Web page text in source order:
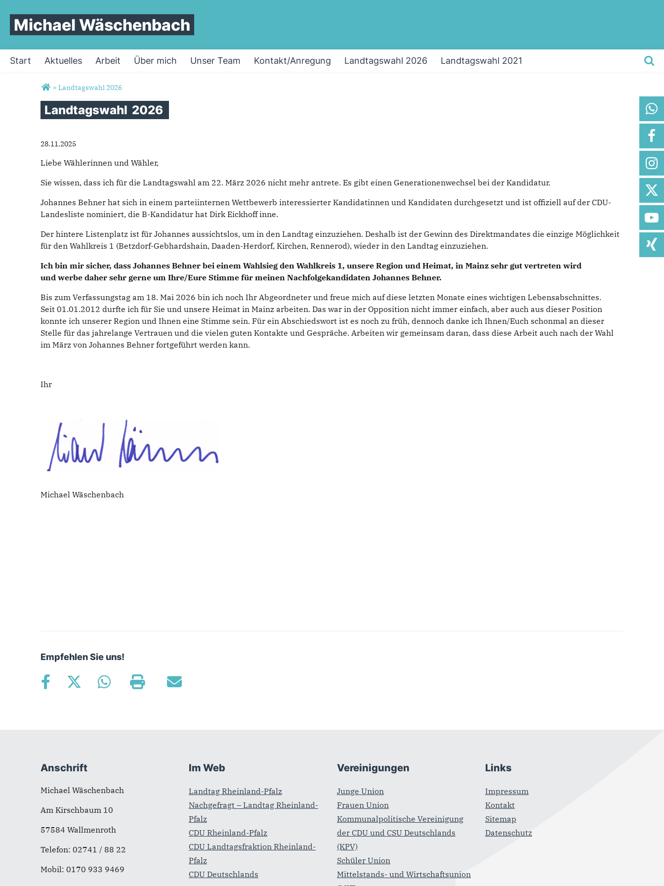
Michael Wäschenbach
Start Aktuelles Arbeit Über mich Unser Team Kontakt/Anregung Landtagswahl 2026 Landtagswahl 2021
Sie sind hier
» Landtagswahl 2026
Landtagswahl 2026
28.11.2025
Liebe Wählerinnen und Wähler,
Sie wissen, dass ich für die Landtagswahl am 22. März 2026 nicht mehr antrete. Es gibt einen Generationenwechsel bei der Kandidatur.
Johannes Behner hat sich in einem parteiinternen Wettbewerb interessierter Kandidatinnen und Kandidaten durchgesetzt und ist offiziell auf der CDU-
Landesliste nominiert, die B-Kandidatur hat Dirk Eickhoff inne.
Der hintere Listenplatz ist für Johannes aussichtslos, um in den Landtag einzuziehen. Deshalb ist der Gewinn des Direktmandates die einzige Möglichkeit
für den Wahlkreis 1 (Betzdorf-Gebhardshain, Daaden-Herdorf, Kirchen, Rennerod), wieder in den Landtag einzuziehen.
Ich bin mir sicher, dass Johannes Behner bei einem Wahlsieg den Wahlkreis 1, unsere Region und Heimat, in Mainz sehr gut vertreten wird
und werbe daher sehr gerne um Ihre/Eure Stimme für meinen Nachfolgekandidaten Johannes Behner.
Bis zum Verfassungstag am 18. Mai 2026 bin ich noch Ihr Abgeordneter und freue mich auf diese letzten Monate eines wichtigen Lebensabschnittes.
Seit 01.01.2012 durfte ich für Sie und unsere Heimat in Mainz arbeiten. Das war in der Opposition nicht immer einfach, aber auch aus dieser Position
konnte ich unserer Region und Ihnen eine Stimme sein. Für ein Abschiedswort ist es noch zu früh, dennoch danke ich Ihnen/Euch schonmal an dieser
Stelle für das jahrelange Vertrauen und die vielen guten Kontakte und Gespräche. Arbeiten wir gemeinsam daran, dass diese Arbeit auch nach der Wahl
im März von Johannes Behner fortgeführt werden kann.
Ihr
Michael Wäschenbach
Empfehlen Sie uns!
Fußbereich
Anschrift
Michael Wäschenbach
Am Kirschbaum 10
57584 Wallmenroth
Telefon: 02741 / 88 22
Mobil: 0170 933 9469
Im Web
Landtag Rheinland-Pfalz
Nachgefragt – Landtag Rheinland-
Pfalz
CDU Rheinland-Pfalz
CDU Landtagsfraktion Rheinland-
Pfalz
CDU Deutschlands
Vereinigungen
Junge Union
Frauen Union
Kommunalpolitische Vereinigung
der CDU und CSU Deutschlands
(KPV)
Schüler Union
Mittelstands- und Wirtschaftsunion
Links
Impressum
Kontakt
Sitemap
Datenschutz